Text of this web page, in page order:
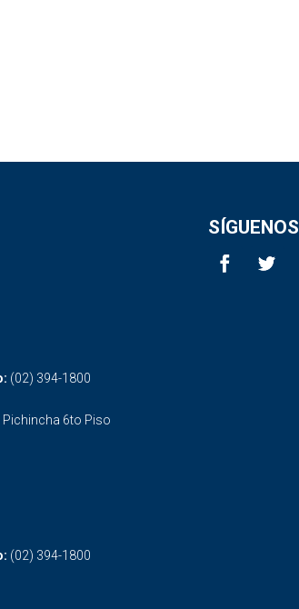
SÍGUENOS
(02) 394-1800
Pichincha 6to Piso
(02) 394-1800